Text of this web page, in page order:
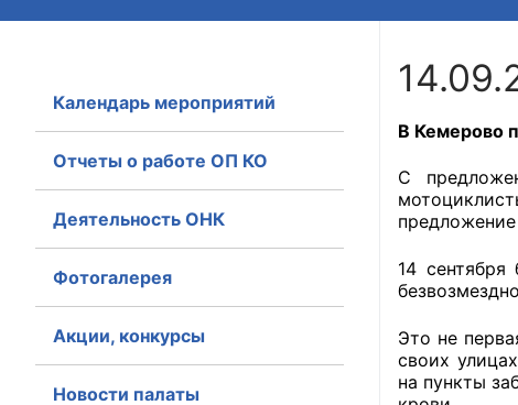
+7 (3842) 58-82-40
Главная
Общественные
Общественные
В Кемерово
С
14
Это не
своих
на пункты
Календарь мероприятий
Отчеты о работе ОП КО
Деятельность ОНК
Фотогалерея
Акции, конкурсы
Новости палаты